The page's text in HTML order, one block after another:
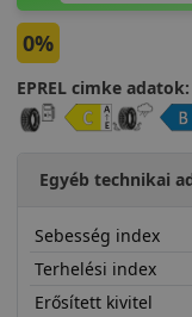
0%
EPREL cimke adatok:
Egyéb technikai
Sebesség index
Terhelési index
Erősített kivitel